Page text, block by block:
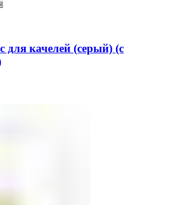
качелей (серый) (с